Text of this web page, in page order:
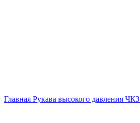
Главная Рукава высокого давления ЧКЗ